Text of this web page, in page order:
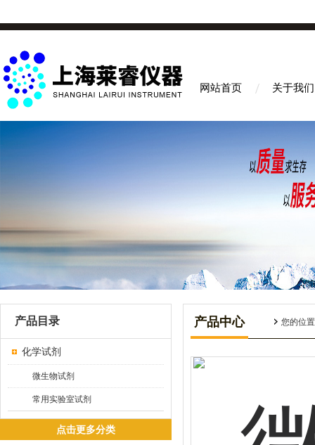
网站首页 关于我们
产品目录
化学试剂
微生物试剂
常用实验室试剂
点击更多分类
产品中心 您的位